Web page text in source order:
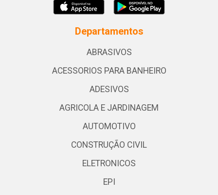
Departamentos
ABRASIVOS
ACESSORIOS PARA BANHEIRO
ADESIVOS
AGRICOLA E JARDINAGEM
AUTOMOTIVO
CONSTRUÇÃO CIVIL
ELETRONICOS
EPI